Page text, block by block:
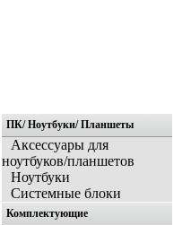
Главная
ПК/ Ноутбуки/ Планшеты
Аксессуары для
ноутбуков/планшетов
Ноутбуки
Системные блоки
Комплектующие